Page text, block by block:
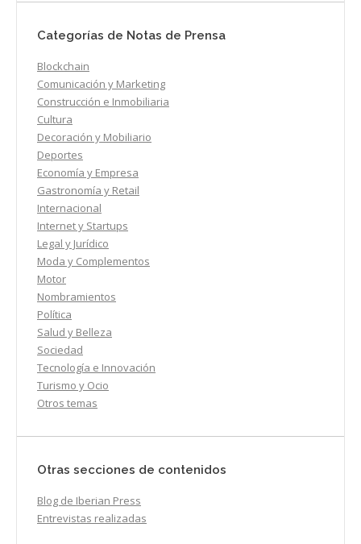
Categorías de Notas de Prensa
Blockchain
Comunicación y Marketing
Construcción e Inmobiliaria
Cultura
Decoración y Mobiliario
Deportes
Economía y Empresa
Gastronomía y Retail
Internacional
Internet y Startups
Legal y Jurídico
Moda y Complementos
Motor
Nombramientos
Política
Salud y Belleza
Sociedad
Tecnología e Innovación
Turismo y Ocio
Otros temas
Otras secciones de contenidos
Blog de Iberian Press
Entrevistas realizadas